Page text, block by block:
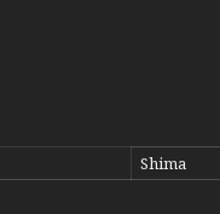
Shima